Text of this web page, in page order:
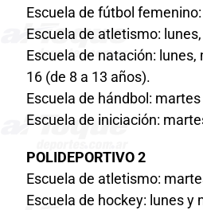
Escuela de fútbol
Escuela de atletismo:
Escuela de natación:
16 (de 8 a 13 años).
Escuela de hándbol:
Escuela de iniciación:
POLIDEPORTIVO 2
Escuela de atletismo:
Escuela de hockey: lunes y